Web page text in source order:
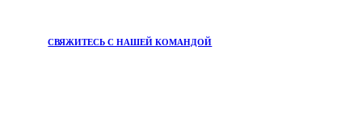
СВЯЖИТЕСЬ С НАШЕЙ КОМАНДОЙ